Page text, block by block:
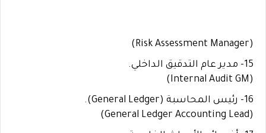
(Risk Assessment Manager)
15- مدير عام التدقيق الداخلي.
(Internal Audit GM)
16- رئيس المحاسبة (General Ledger).
(General Ledger Accounting Lead)